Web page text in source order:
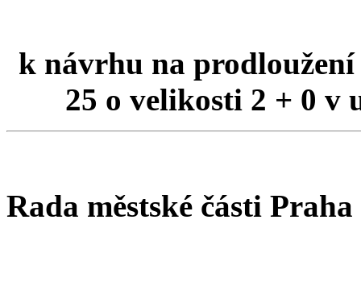
k návrhu na
25 o velikosti 2 + 0 v
Rada městské části Praha